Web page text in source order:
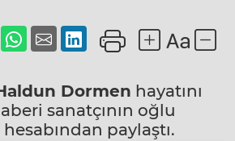
Dormen hayatını
sanatçının oğlu
hesabından paylaştı.